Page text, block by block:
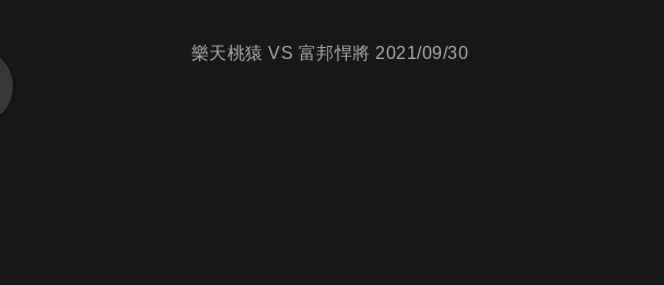
樂天桃猿 VS 富邦悍將 2021/09/30